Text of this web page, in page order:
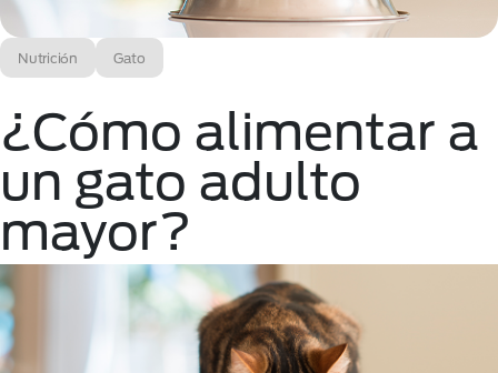
Nutrición Gato
¿Cómo alimentar a
un gato adulto
mayor?